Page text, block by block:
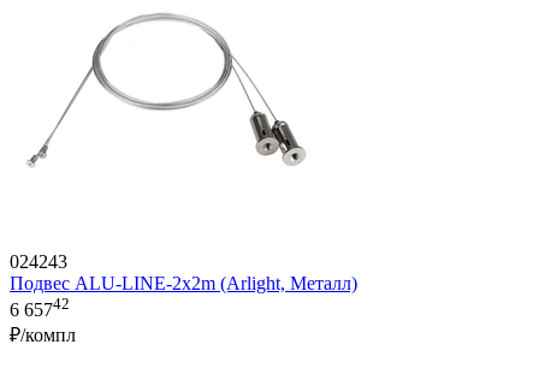
024243
Подвес ALU-LINE-2x2m (Arlight, Металл)
6 65742
₽/компл